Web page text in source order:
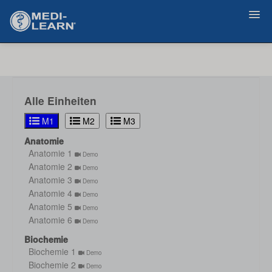
Alle Einheiten
M1 M2
M3
Anatomie
Anatomie 1
Demo
Anatomie 2 Demo
Anatomie 3 Demo
Anatomie 4 Demo
Anatomie 5 Demo
Anatomie 6 Demo
Biochemie
Biochemie 1
Demo
Biochemie 2 Demo